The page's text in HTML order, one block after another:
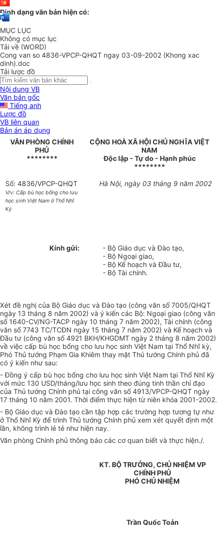
Định dạng văn bản hiện có:
MỤC LỤC
Không có mục lục
Tải về (WORD)
Cong van so 4836-VPCP-QHQT ngay 03-09-2002 (Khong xac
dinh).doc
Tải lược đồ
Nội dung VB
Văn bản gốc
Tiếng anh
Lược đồ
VB liên quan
Bản án áp dụng
VĂN PHÒNG CHÍNH
PHỦ
********
CỘNG HOÀ XÃ HỘI CHỦ NGHĨA VIỆT
NAM
Độc lập - Tự do - Hạnh phúc
********
Số: 4836/VPCP-QHQT
V/v: Cấp bù học bổng cho lưu
học sinh Việt Nam ở Thổ Nhĩ
Kỳ
Hà Nội, ngày 03 tháng 9 năm 2002
Kính gửi:
- Bộ Giáo dục và Đào tạo,
- Bộ Ngoại giao,
- Bộ Kế hoạch và Đầu tư,
- Bộ Tài chính.
Xét đề nghị của Bộ Giáo dục và Đào tạo (công văn số 7005/QHQT
ngày 13 tháng 8 năm 2002) và ý kiến các Bộ: Ngoại giao (công văn
số 1640-CV/NG-TACP ngày 10 tháng 7 năm 2002), Tài chính (công
văn số 7743 TC/TCĐN ngày 15 tháng 7 năm 2002) và Kế hoạch và
Đầu tư (công văn số 4921 BKH/KHGDMT ngày 2 tháng 8 năm 2002)
về việc cấp bù học bổng cho lưu học sinh Việt Nam tại Thổ Nhĩ kỳ,
Phó Thủ tướng Phạm Gia Khiêm thay mặt Thủ tướng Chính phủ đã
có ý kiến như sau:
- Đồng ý cấp bù học bổng cho lưu học sinh Việt Nam tại Thổ Nhĩ Kỳ
với mức 130 USD/tháng/lưu học sinh theo đúng tinh thần chỉ đạo
của Thủ tướng Chính phủ tại công văn số 4913/VPCP-QHQT ngày
17 tháng 10 năm 2001. Thời điểm thực hiện từ niên khóa 2001-2002.
- Bộ Giáo dục và Đào tạo cần tập hợp các trường hợp tương tự như
ở Thổ Nhĩ Kỳ để trình Thủ tướng Chính phủ xem xét quyết định một
lần, không trình lẻ tẻ như hiện nay.
Văn phòng Chính phủ thông báo các cơ quan biết và thực hiện./.
KT. BỘ TRƯỞNG, CHỦ NHIỆM VP
CHÍNH PHỦ
PHÓ CHỦ NHIỆM
Trần Quốc Toản